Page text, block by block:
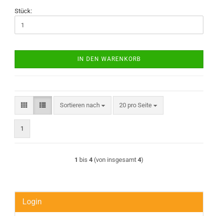
Stück:
IN DEN WARENKORB
Sortieren nach
Sortieren nach 20 pro Seite
pro Seite
1
1 bis 4 (von insgesamt 4)
Login